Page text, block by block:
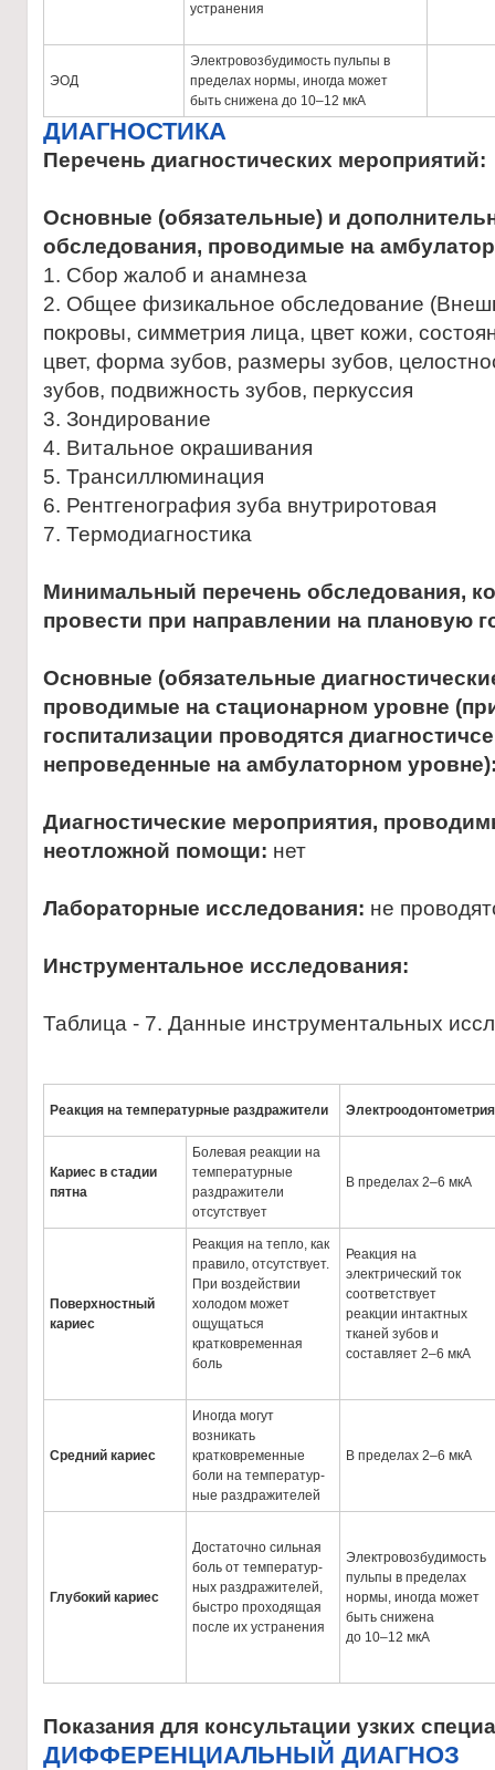
устранения
ЭОД
Электровозбудимость пульпы в
пределах нормы, иногда может
быть снижена до 10–12 мкА
ДИАГНОСТИКА
Перечень диагностических мероприятий:
Основные (обязательные) и
обследования, проводимые на
1. Сбор жалоб и анамнеза
2. Общее физикальное обследование
покровы, симметрия лица, цвет кожи,
цвет, форма зубов, размеры зубов,
зубов, подвижность зубов, перкуссия
3. Зондирование
4. Витальное окрашивания
5. Трансиллюминация
6. Рентгенография зуба внутриротовая
7. Термодиагностика
Минимальный перечень обследования,
провести при направлении на плановую
Основные (обязательные
проводимые на стационарном уровне
госпитализации проводятся
непроведенные на амбулаторном
Диагностические мероприятия,
неотложной помощи: нет
Лабораторные исследования: не
Инструментальное исследования:
Таблица - 7. Данные инструментальных
Реакция на температурные раздражители Электроодонтометрия
Кариес в стадии
пятна
Болевая реакции на
температурные
раздражители
отсутствует
В пределах 2–6 мкА
Поверхностный
кариес
Реакция на тепло, как
правило, отсутствует.
При воздействии
холодом может
ощущаться
кратковременная
боль
Реакция на
электрический ток
соответствует
реакции интактных
тканей зубов и
составляет 2–6 мкА
Средний кариес
Иногда могут
возникать
кратковременные
боли на температур-
ные раздражителей
В пределах 2–6 мкА
Глубокий кариес
Достаточно сильная
боль от температур-
ных раздражителей,
быстро проходящая
после их устранения
Электровозбудимость
пульпы в пределах
нормы, иногда может
быть снижена
до 10–12 мкА
Показания для консультации узких
ДИФФЕРЕНЦИАЛЬНЫЙ ДИАГНОЗ